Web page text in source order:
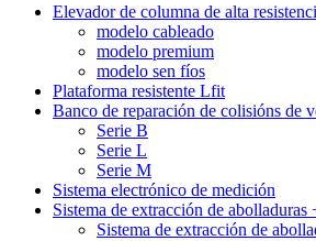
Elevador de columna de alta
modelo cableado
modelo premium
modelo sen fíos
Plataforma resistente Lfit
Banco de reparación de colisións de
Serie B
Serie L
Serie M
Sistema electrónico de medición
Sistema de extracción de abolladuras
Sistema de extracción de